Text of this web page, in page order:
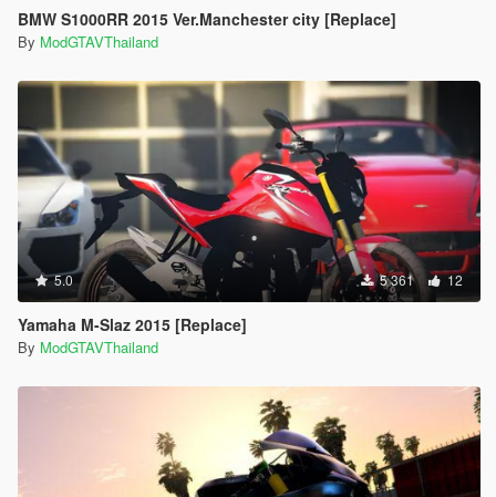
BMW S1000RR 2015 Ver.Manchester city [Replace]
By ModGTAVThailand
5.0 5 361 12
Yamaha M-Slaz 2015 [Replace]
By ModGTAVThailand